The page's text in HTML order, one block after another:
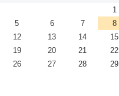
1
5 6 7 8
12 13 14 15
19 20 21 22
26 27 28 29